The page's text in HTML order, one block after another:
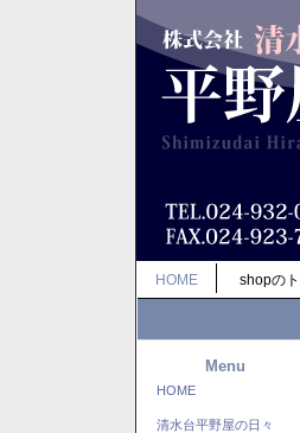
HOME shopの
Menu
HOME
清水台平野屋の日々